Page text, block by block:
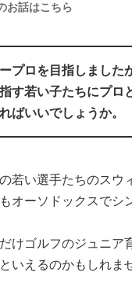
お話はこちら
プロを目指しました
す若い子たちにプロ
ばいいでしょうか。
若い選手たちのスウ
オーソドックスでシ
けゴルフのジュニア
いえるのかもしれま